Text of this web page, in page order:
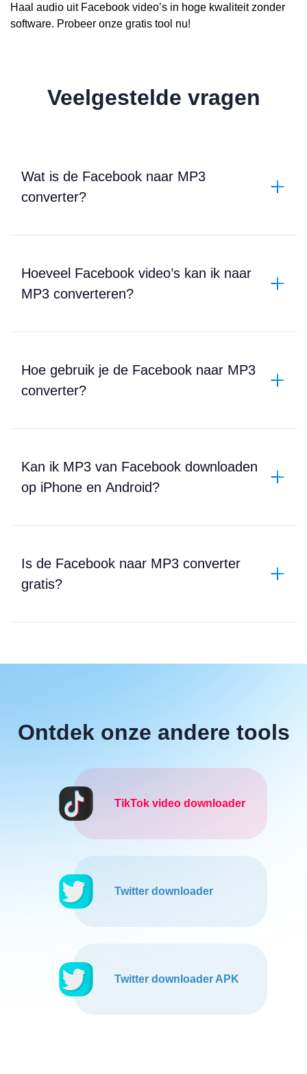
Haal audio uit Facebook video’s in hoge kwaliteit zonder
software. Probeer onze gratis tool nu!
Veelgestelde vragen
Wat is de Facebook naar MP3
converter?
Hoeveel Facebook video’s kan ik naar
MP3 converteren?
Hoe gebruik je de Facebook naar MP3
converter?
Kan ik MP3 van Facebook downloaden
op iPhone en Android?
Is de Facebook naar MP3 converter
gratis?
Ontdek onze andere tools
TikTok video downloader
Twitter downloader
Twitter downloader APK